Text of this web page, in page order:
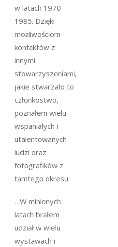
w latach 1970-
1985. Dzięki
możliwościom
kontaktów z
innymi
stowarzyszeniami,
jakie stwarzało to
członkostwo,
poznałem wielu
wspaniałych i
utalentowanych
ludzi oraz
fotografików z
tamtego okresu.
…W minionych
latach brałem
udział w wielu
wystawach i